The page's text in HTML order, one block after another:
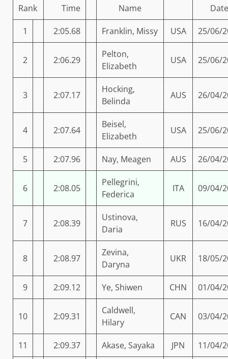
Rank Time Name Date
1 2:05.68 Franklin, Missy USA 25/06/
2 2:06.29
Pelton,
Elizabeth
USA 25/06/
3 2:07.17
Hocking,
Belinda
AUS 26/04/
4 2:07.64
Beisel,
Elizabeth
USA 25/06/
5 2:07.96 Nay, Meagen AUS 26/04/
6 2:08.05
Pellegrini,
Federica
ITA 09/04/
7 2:08.39
Ustinova,
Daria
RUS 16/04/
8 2:08.97
Zevina,
Daryna
UKR 18/05/
9 2:09.12 Ye, Shiwen CHN 01/04/
10 2:09.31
Caldwell,
Hilary
CAN 03/04/
11 2:09.37 Akase, Sayaka JPN 11/04/